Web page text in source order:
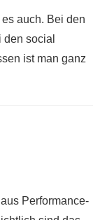
auch. Bei den
social
ist man ganz
Performance-